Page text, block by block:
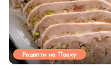
Рецепти на Пасху